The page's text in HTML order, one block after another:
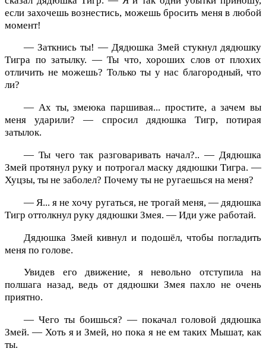
если захочешь вознестись, можешь бросить меня в любой
момент!
— Заткнись ты! — Дядюшка Змей стукнул дядюшку
Тигра по затылку. — Ты что, хороших слов от плохих
отличить не можешь? Только ты у нас благородный, что
ли?
— Ах ты, змеюка паршивая... простите, а зачем вы
меня ударили? — спросил дядюшка Тигр, потирая
затылок.
— Ты чего так разговаривать начал?.. — Дядюшка
Змей протянул руку и потрогал маску дядюшки Тигра. —
Хуцзы, ты не заболел? Почему ты не ругаешься на меня?
— Я... я не хочу ругаться, не трогай меня, — дядюшка
Тигр оттолкнул руку дядюшки Змея. — Иди уже работай.
Дядюшка Змей кивнул и подошёл, чтобы погладить
меня по голове.
Увидев его движение, я невольно отступила на
полшага назад, ведь от дядюшки Змея пахло не очень
приятно.
— Чего ты боишься? — покачал головой дядюшка
Змей. — Хоть я и Змей, но пока я не ем таких Мышат, как
ты.